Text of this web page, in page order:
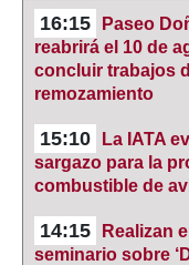
16:15
Paseo
reabrirá el 10 de
concluir trabajos
remozamiento
15:10
La IATA
sargazo para la
combustible de
14:15
Realizan
seminario sobre